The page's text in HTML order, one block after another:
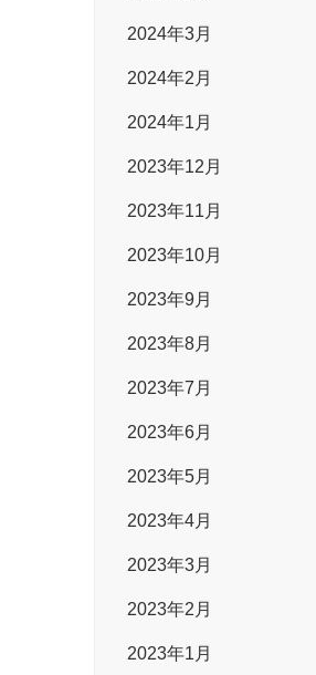
2024年3月
2024年2月
2024年1月
2023年12月
2023年11月
2023年10月
2023年9月
2023年8月
2023年7月
2023年6月
2023年5月
2023年4月
2023年3月
2023年2月
2023年1月